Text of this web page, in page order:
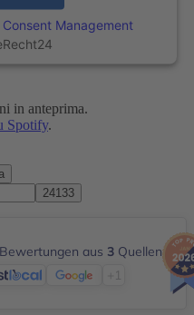
Management
in anteprima.
Spotify.
Bewertungen aus 3 Quellen
+1